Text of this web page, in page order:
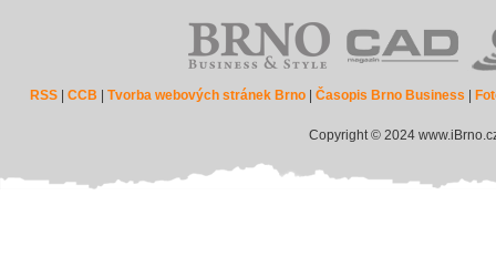
RSS |CCB |Tvorba webových stránek Brno |Časopis Brno Business
Copyright © 2024